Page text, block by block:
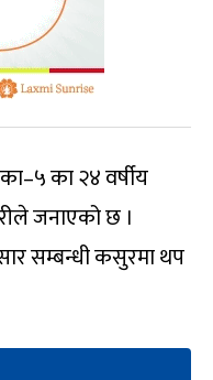
का २४ वर्षीय
जनाएको छ ।
सम्बन्धी कसुरमा थप